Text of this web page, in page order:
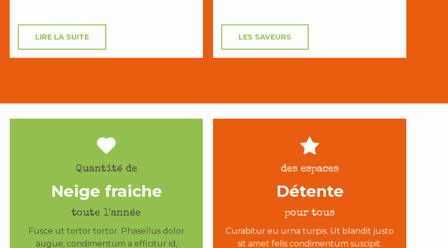
LIRE LA SUITE LES SAVEURS
Quantité de
Neige fraiche
toute l'année
Fusce ut tortor tortor. Phasellus dolor
augue, condimentum a efficitur id,
des espaces
Détente
pour tous
Curabitur eu urna turpis. Ut blandit justo
sit amet felis condimentum suscipit.